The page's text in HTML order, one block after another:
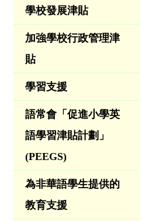
學校發展津貼
加強學校行政管理津
貼
學習支援
語常會「促進小學英
語學習津貼計劃」
(PEEGS)
為非華語學生提供的
教育支援